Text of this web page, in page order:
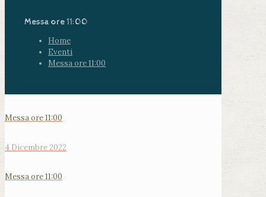
Messa ore 11:00
Home
Eventi
Messa ore 11:00
Messa ore 11:00
4 Dicembre 2022
Messa ore 11:00